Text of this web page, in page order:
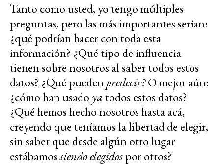
Tanto como usted, yo tengo múltiples
preguntas, pero las más importantes serían:
¿qué podrían hacer con toda esta
información? ¿Qué tipo de influencia
tienen sobre nosotros al saber todos estos
datos? ¿Qué puedenpredecir?O mejor aún:
¿cómo han usado ya todos estos datos?
¿Qué hemos hecho nosotros hasta acá,
creyendo que teníamos la libertad de elegir,
sin saber que desde algún otro lugar
estábamossiendo elegidospor otros?